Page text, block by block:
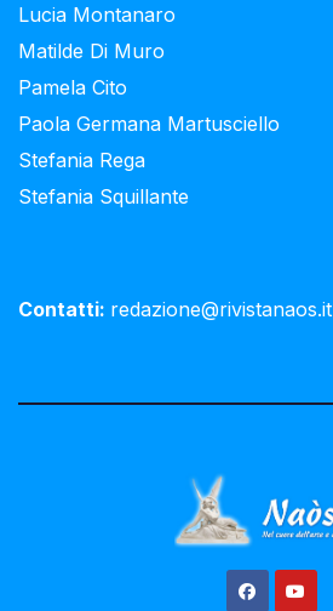
Lucia Montanaro
Matilde Di Muro
Pamela Cito
Paola Germana Martusciello
Stefania Rega
Stefania Squillante
Contatti: redazione@rivistanaos.it